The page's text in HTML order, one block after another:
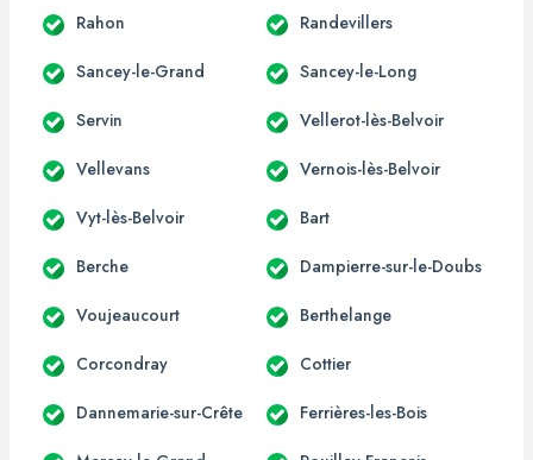
Rahon Randevillers
Sancey-le-Grand Sancey-le-Long
Servin Vellerot-lès-Belvoir
Vellevans Vernois-lès-Belvoir
Vyt-lès-Belvoir Bart
Berche Dampierre-sur-le-Doubs
Voujeaucourt Berthelange
Corcondray Cottier
Dannemarie-sur-Crête Ferrières-les-Bois